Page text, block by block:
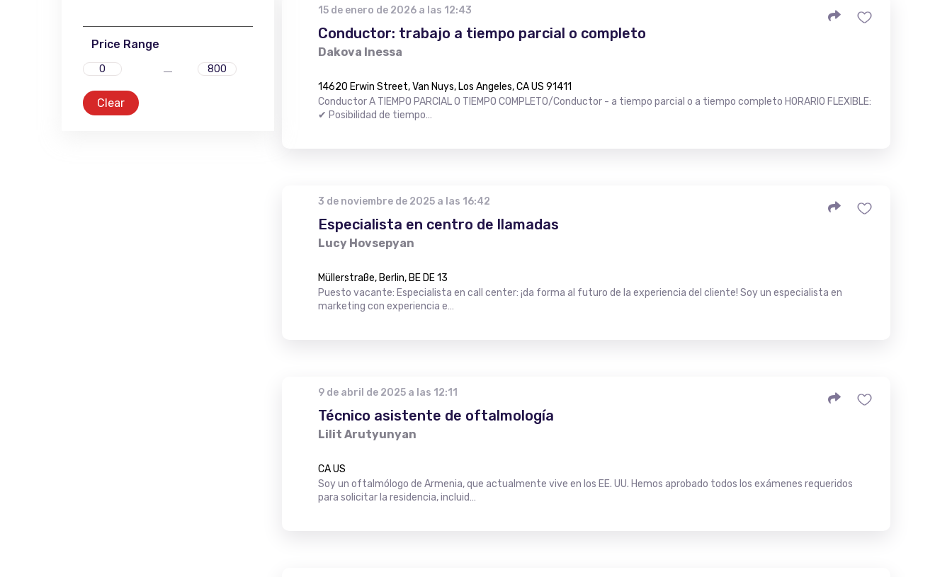
Price Range
Clear
15 de enero de 2026 a las 12:43
Conductor: trabajo a tiempo parcial o completo
Dakova Inessa
14620 Erwin Street, Van Nuys, Los Angeles, CA US 91411
Conductor A TIEMPO PARCIAL O TIEMPO COMPLETO/Conductor - a tiempo parcial o a tiempo completo HORARIO FLEXIBLE:
✔ Posibilidad de tiempo…
3 de noviembre de 2025 a las 16:42
Especialista en centro de llamadas
Lucy Hovsepyan
Müllerstraße, Berlin, BE DE 13
Puesto vacante: Especialista en call center: ¡da forma al futuro de la experiencia del cliente! Soy un especialista en
marketing con experiencia e…
9 de abril de 2025 a las 12:11
Técnico asistente de oftalmología
Lilit Arutyunyan
CA US
Soy un oftalmólogo de Armenia, que actualmente vive en los EE. UU. Hemos aprobado todos los exámenes requeridos
para solicitar la residencia, incluid…